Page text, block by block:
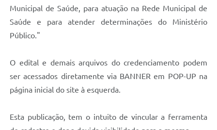
Municipal de Saúde, para atuação na Rede Municipal de
Saúde e para atender determinações do Ministério
Público."
O edital e demais arquivos do credenciamento podem
ser acessados diretamente via BANNER em POP-UP na
página inicial do site à esquerda.
Esta publicação, tem o intuito de vincular a ferramenta